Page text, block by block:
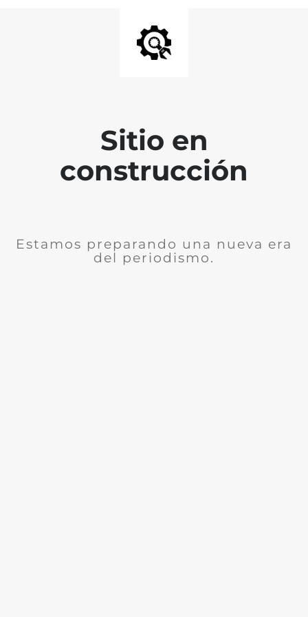
Sitio en
construcción
Estamos preparando una nueva era
del periodismo.